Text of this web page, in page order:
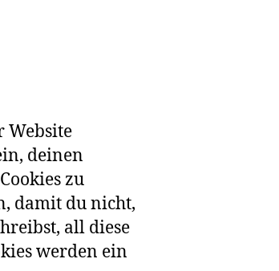
Website
deinen
zu
damit du nicht,
all diese
werden ein